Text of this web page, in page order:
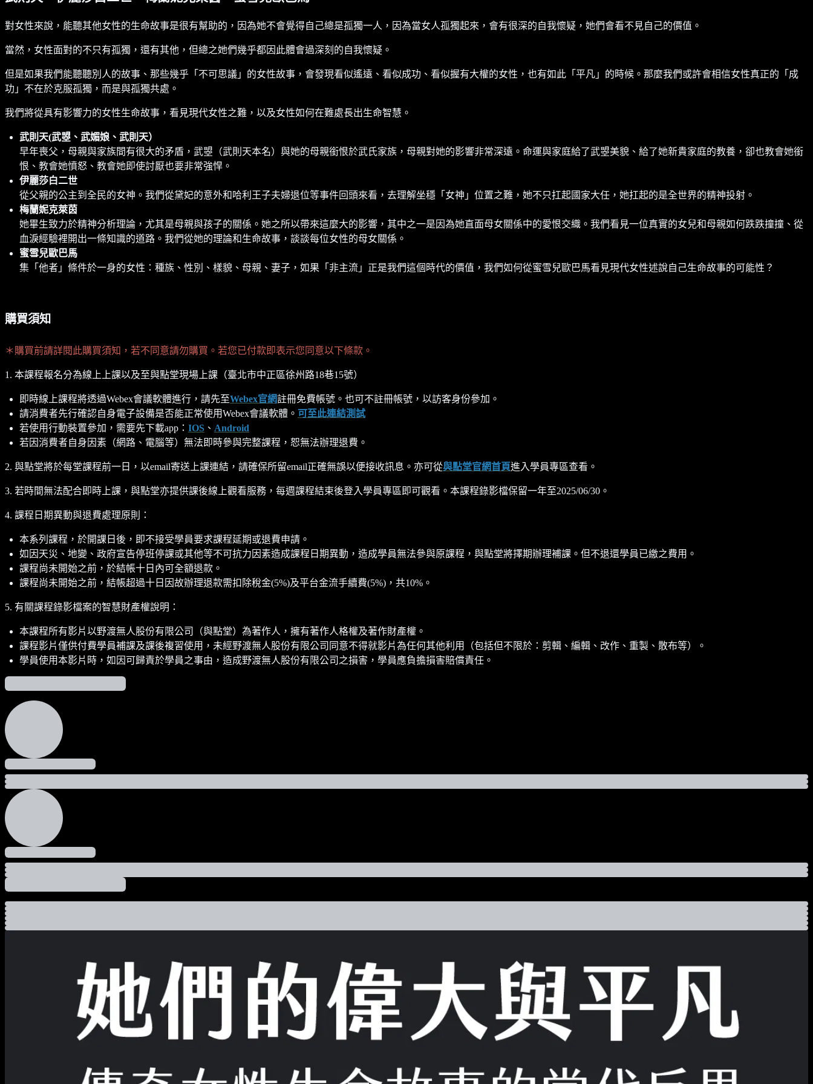
對女性來說，能聽其他女性的生命故事是很有幫助的，因為她不會覺得自己總是孤獨一人，因為當女人孤獨起來，會有很深的自我懷疑，她們會看不見自己的價值。
當然，女性面對的不只有孤獨，還有其他，但總之她們幾乎都因此體會過深刻的自我懷疑。
但是如果我們能聽聽別人的故事、那些幾乎「不可思議」的女性故事，會發現看似遙遠、看似成功、看似握有大權的女性，也有如此「平凡」的時候。那麼我們或許會相信女性真正的「成
功」不在於克服孤獨，而是與孤獨共處。
我們將從具有影響力的女性生命故事，看見現代女性之難，以及女性如何在難處長出生命智慧。
武則天(武曌、武媚娘、武則天）
早年喪父，母親與家族間有很大的矛盾，武曌（武則天本名）與她的母親銜恨於武氏家族，母親對她的影響非常深遠。命運與家庭給了武曌美貌、給了她新貴家庭的教養，卻也教會她銜
恨、教會她憤怒、教會她即使討厭也要非常強悍。
伊麗莎白二世
從父親的公主到全民的女神。我們從黛妃的意外和哈利王子夫婦退位等事件回頭來看，去理解坐穩「女神」位置之難，她不只扛起國家大任，她扛起的是全世界的精神投射。
梅蘭妮克萊茵
她畢生致力於精神分析理論，尤其是母親與孩子的關係。她之所以帶來這麼大的影響，其中之一是因為她直面母女關係中的愛恨交織。我們看見一位真實的女兒和母親如何跌跌撞撞、從
血淚經驗裡開出一條知識的道路。我們從她的理論和生命故事，談談每位女性的母女關係。
蜜雪兒歐巴馬
集「他者」條件於一身的女性：種族、性別、樣貌、母親、妻子，如果「非主流」正是我們這個時代的價值，我們如何從蜜雪兒歐巴馬看見現代女性述說自己生命故事的可能性？
購買須知
＊購買前請詳閱此購買須知，若不同意請勿購買。若您已付款即表示您同意以下條款。
1. 本課程報名分為線上上課以及至與點堂現場上課（臺北市中正區徐州路18巷15號）
即時線上課程將透過Webex會議軟體進行，請先至Webex官網註冊免費帳號。也可不註冊帳號，以訪客身份參加。
請消費者先行確認自身電子設備是否能正常使用Webex會議軟體。 可至此連結測試
若使用行動裝置參加，需要先下載app： IOS 、 Android
若因消費者自身因素（網路、電腦等）無法即時參與完整課程，恕無法辦理退費。
2. 與點堂將於每堂課程前一日，以email寄送上課連結，請確保所留email正確無誤以便接收訊息。亦可從與點堂官網首頁進入學員專區查看。
3. 若時間無法配合即時上課，與點堂亦提供課後線上觀看服務，每週課程結束後登入學員專區即可觀看。本課程錄影檔保留一年至2025/06/30。
4. 課程日期異動與退費處理原則：
本系列課程，於開課日後，即不接受學員要求課程延期或退費申請。
如因天災、地變、政府宣告停班停課或其他等不可抗力因素造成課程日期異動，造成學員無法參與原課程，與點堂將擇期辦理補課。但不退還學員已繳之費用。
課程尚未開始之前，於結帳十日內可全額退款。
課程尚未開始之前，結帳超過十日因故辦理退款需扣除稅金(5%)及平台金流手續費(5%)，共10%。
5. 有關課程錄影檔案的智慧財產權說明：
本課程所有影片以野渡無人股份有限公司（與點堂）為著作人，擁有著作人格權及著作財產權。
課程影片僅供付費學員補課及課後複習使用，未經野渡無人股份有限公司同意不得就影片為任何其他利用（包括但不限於：剪輯、編輯、改作、重製、散布等）。
學員使用本影片時，如因可歸責於學員之事由，造成野渡無人股份有限公司之損害，學員應負擔損害賠償責任。